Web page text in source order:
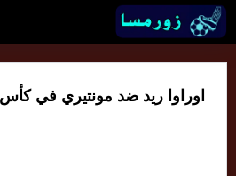
اوراوا ريد ضد مونتيري في كأس